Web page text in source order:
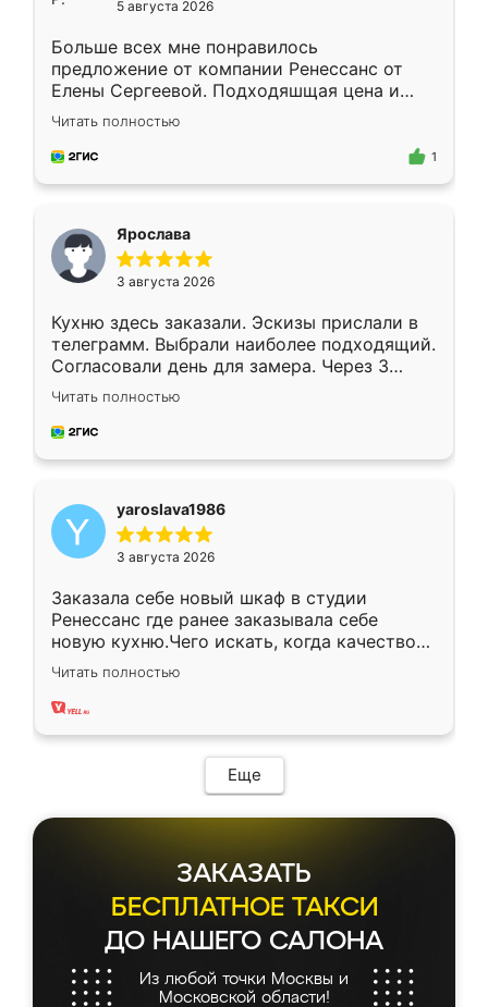
5 августа 2026
Больше всех мне понравилось
предложение от компании Ренессанс от
Елены Сергеевой. Подходяшщая цена и
короткие сроки изготовления. Приехавший
для замера сотрудник Владислав
предложил по моему эскизу самый
Читать полностью
1
Ярослава
3 августа 2026
Кухню здесь заказали. Эскизы прислали в
телеграмм. Выбрали наиболее подходящий.
Согласовали день для замера. Через 3
недели кухня была уже готова. Остались
довольны работой. Спасибо Ренессанс
мебель за качественную работу!
Читать полностью
yaroslava1986
3 августа 2026
Заказала себе новый шкаф в студии
Ренессанс где ранее заказывала себе
новую кухню.Чего искать, когда качеством
вполне довольна. Служит кухня уже почти
два года, нареканий нет.
Читать полностью
Еще
ЗАКАЗАТЬ
БЕСПЛАТНОЕ ТАКСИ
ДО НАШЕГО САЛОНА
Из любой точки Москвы и
Московской области!